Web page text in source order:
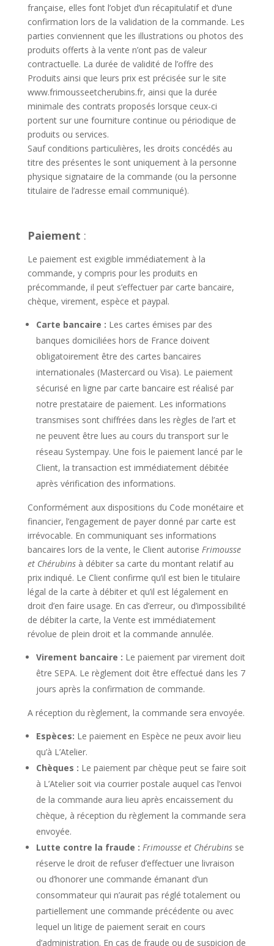
française, elles font l’objet d’un récapitulatif et d’une
confirmation lors de la validation de la commande. Les
parties conviennent que les illustrations ou photos des
produits offerts à la vente n’ont pas de valeur
contractuelle. La durée de validité de l’offre des
Produits ainsi que leurs prix est précisée sur le site
www.frimousseetcherubins.fr, ainsi que la durée
minimale des contrats proposés lorsque ceux-ci
portent sur une fourniture continue ou périodique de
produits ou services.
Sauf conditions particulières, les droits concédés au
titre des présentes le sont uniquement à la personne
physique signataire de la commande (ou la personne
titulaire de l’adresse email communiqué).
Paiement :
L e paiement est exigible immédiatement à la
commande, y compris pour les produits en
précommande, il peut s’effectuer par carte bancaire,
chèque, virement, espèce et paypal.
Carte bancaire : Les cartes émises par des
banques domiciliées hors de France doivent
obligatoirement être des cartes bancaires
internationales (Mastercard ou Visa). Le paiement
sécurisé en ligne par carte bancaire est réalisé par
notre prestataire de paiement. Les informations
transmises sont chiffrées dans les règles de l’art et
ne peuvent être lues au cours du transport sur le
réseau Systempay. Une fois le paiement lancé par le
Client, la transaction est immédiatement débitée
après vérification des informations.
Conformément aux dispositions du Code monétaire et
financier, l’engagement de payer donné par carte est
irrévocable. En communiquant ses informations
bancaires lors de la vente, le Client autorise Frimousse
et Chérubinsà débiter sa carte du montant relatif au
prix indiqué. Le Client confirme qu’il est bien le titulaire
légal de la carte à débiter et qu’il est légalement en
droit d’en faire usage. En cas d’erreur, ou d’impossibilité
de débiter la carte, la Vente est immédiatement
révolue de plein droit et la commande annulée.
Virement bancaire : Le paiement par virement doit
être SEPA. Le règlement doit être effectué dans les 7
jours après la confirmation de commande.
A réception du règlement, la commande sera envoyée.
Espèces: Le paiement en Espèce ne peux avoir lieu
qu’à L’Atelier.
Chèques : Le paiement par chèque peut se faire soit
à L’Atelier soit via courrier postale auquel cas l’envoi
de la commande aura lieu après encaissement du
chèque, à réception du règlement la commande sera
envoyée.
Lutte contre la fraude : Frimousse et Chérubinsse
réserve le droit de refuser d’effectuer une livraison
ou d’honorer une commande émanant d’un
consommateur qui n’aurait pas réglé totalement ou
partiellement une commande précédente ou avec
lequel un litige de paiement serait en cours
d’administration. En cas de fraude ou de suspicion de